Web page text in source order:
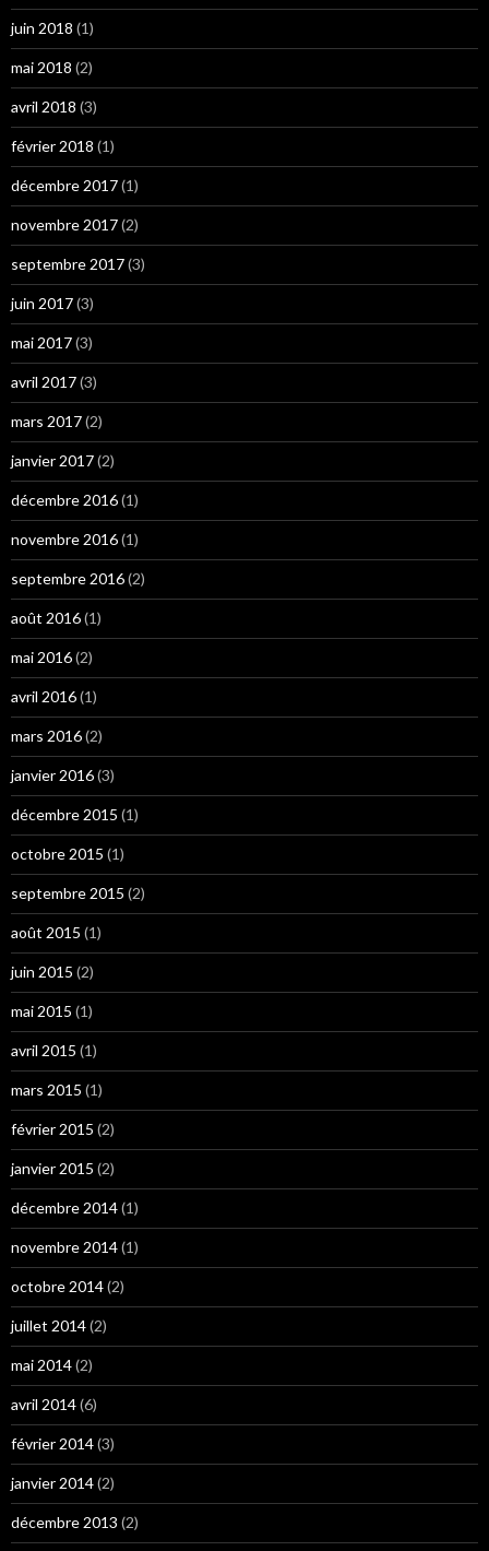
juin 2018 (1)
mai 2018 (2)
avril 2018 (3)
février 2018 (1)
décembre 2017(1)
novembre 2017(2)
septembre 2017(3)
juin 2017(3)
mai 2017(3)
avril 2017(3)
mars 2017(2)
janvier 2017(2)
décembre 2016(1)
novembre 2016(1)
septembre 2016(2)
août 2016(1)
mai 2016(2)
avril 2016(1)
mars 2016(2)
janvier 2016(3)
décembre 2015 (1)
octobre 2015 (1)
septembre 2015 (2)
août 2015 (1)
juin 2015 (2)
mai 2015 (1)
avril 2015 (1)
mars 2015 (1)
février 2015 (2)
janvier 2015 (2)
décembre 2014(1)
novembre 2014(1)
octobre 2014(2)
juillet 2014(2)
mai 2014(2)
avril 2014(6)
février 2014(3)
janvier 2014(2)
décembre 2013 (2)